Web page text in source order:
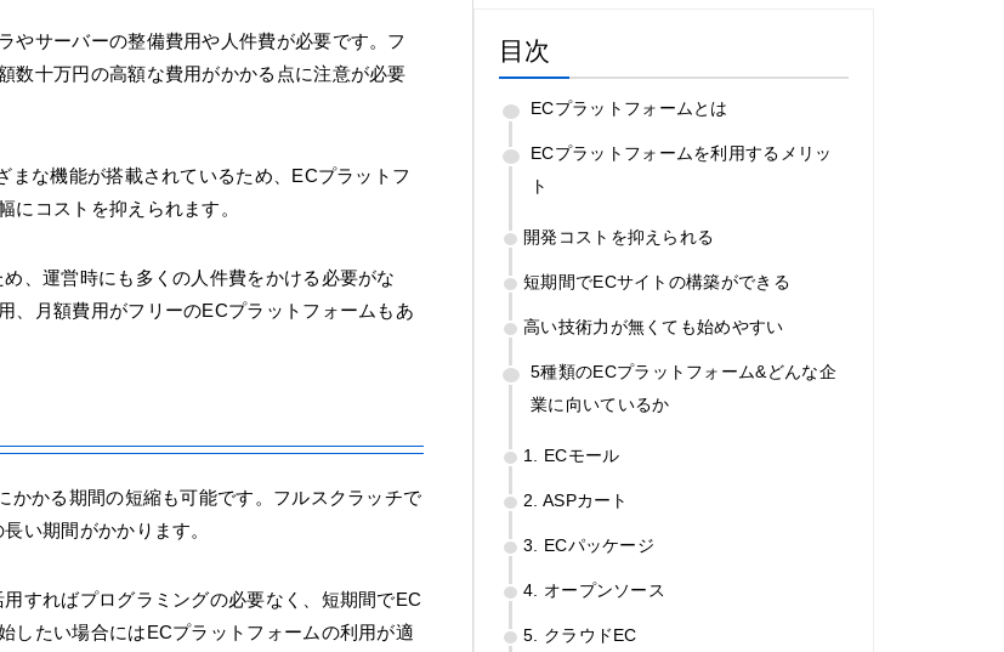
やサーバーの整備費用や人件費が必要です。フ
数十万円の高額な費用がかかる点に注意が必要
な機能が搭載されているため、ECプラットフ
にコストを抑えられます。
、運営時にも多くの人件費をかける必要がな
、月額費用がフリーのECプラットフォームもあ
かる期間の短縮も可能です。フルスクラッチで
い期間がかかります。
すればプログラミングの必要なく、短期間でEC
したい場合にはECプラットフォームの利用が適
目次
ECプラットフォームとは
ECプラットフォームを利用するメリッ
ト
開発コストを抑えられる
短期間でECサイトの構築ができる
高い技術力が無くても始めやすい
5種類のECプラットフォーム&どんな企
業に向いているか
1. ECモール
2. ASPカート
3. ECパッケージ
4. オープンソース
5. クラウドEC